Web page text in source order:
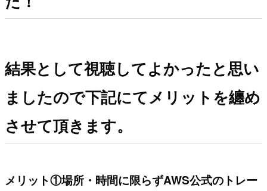
結果として視聴してよかったと思い
ましたので下記にてメリットを纏め
させて頂きます。
メリット①場所・時間に限らずAWS公式のトレー